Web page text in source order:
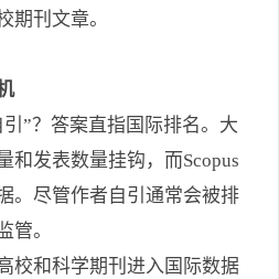
期刊文章。
”？答案直指国际排名。大
和发表数量挂钩，而Scopus
。尽管作者自引通常会被排
管。
校和科学期刊进入国际数据